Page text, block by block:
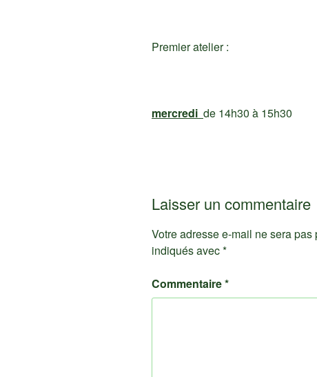
Premier atelier :
mercredi de 14h30 à 15h30
Laisser un commentaire
Votre adresse e-mail ne sera pas
indiqués avec*
Commentaire*